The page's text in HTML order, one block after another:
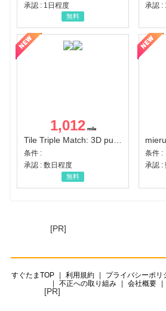
承認 : 1日程度
無料
承認 :
1,012
条件 :
承認 : 数日程度
無料
条件 :
承認 :
[PR]
すぐたまTOP 利用規約 プライバシーポリ
不正への取り組み
会社概要
[PR]